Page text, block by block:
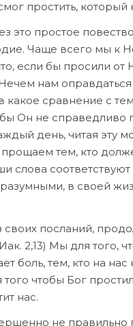
простить, который
это простое
Чаще всего мы к
если бы просили
Нечем нам
какое сравнение с
Он не справедливо
день, читая эту
тем, кто
слова
в своей
посланий,
2,13) Мы для
боль, тем, кто на
чтобы Бог
нас.
не